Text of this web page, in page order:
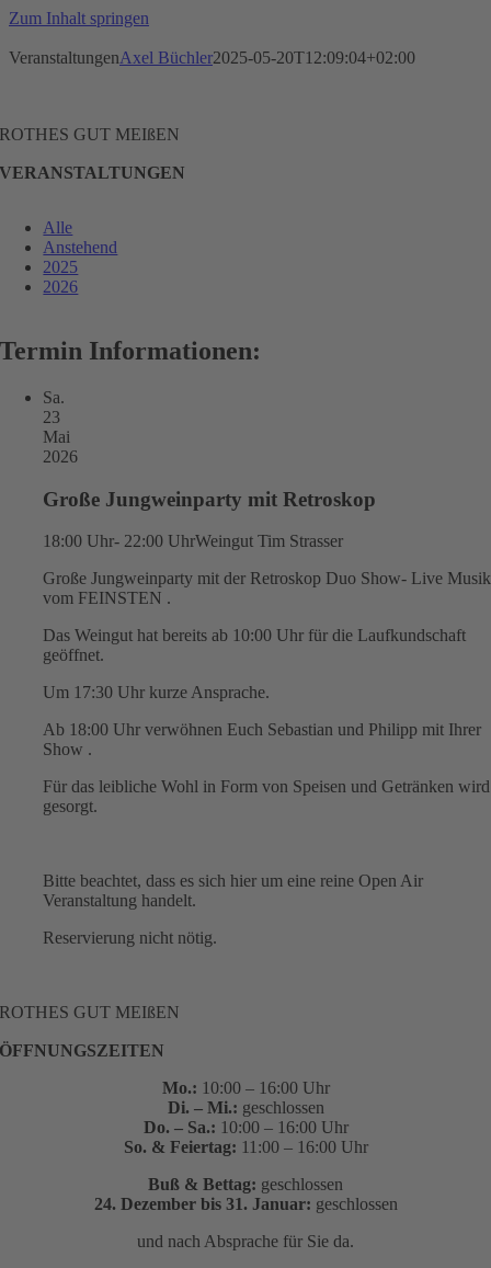
Zum Inhalt springen
VeranstaltungenAxel Büchler2025-05-20T12:09:04+02:00
ROTHES GUT MEIßEN
VERANSTALTUNGEN
Alle
Anstehend
2025
2026
Termin Informationen:
Sa.
23
Mai
2026
Große Jungweinparty mit Retroskop
18:00 Uhr- 22:00 UhrWeingut Tim Strasser
Große Jungweinparty mit der Retroskop Duo Show- Live Musik
vom FEINSTEN .
Das Weingut hat bereits ab 10:00 Uhr für die Laufkundschaft
geöffnet.
Um 17:30 Uhr kurze Ansprache.
Ab 18:00 Uhr verwöhnen Euch Sebastian und Philipp mit Ihrer
Show .
Für das leibliche Wohl in Form von Speisen und Getränken wird
gesorgt.
Bitte beachtet, dass es sich hier um eine reine Open Air
Veranstaltung handelt.
Reservierung nicht nötig.
ROTHES GUT MEIßEN
ÖFFNUNGSZEITEN
Mo.: 10:00 – 16:00 Uhr
Di. – Mi.: geschlossen
Do. – Sa.: 10:00 – 16:00 Uhr
So. & Feiertag: 11:00 – 16:00 Uhr
Buß & Bettag: geschlossen
24. Dezember bis 31. Januar: geschlossen
und nach Absprache für Sie da.